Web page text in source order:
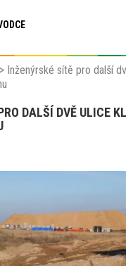
> Inženýrské sítě pro další
DALŠÍ DVĚ ULICE